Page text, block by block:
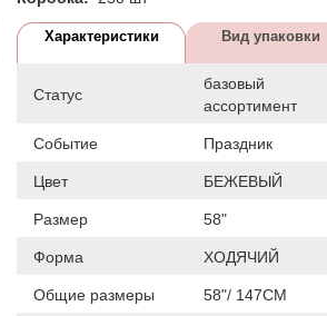
Характеристики Вид упаковки
Статус
базовый
ассортимент
Событие Праздник
Цвет БЕЖЕВЫЙ
Размер 58"
Форма ХОДЯЧИЙ
Общие размеры 58"/ 147СМ